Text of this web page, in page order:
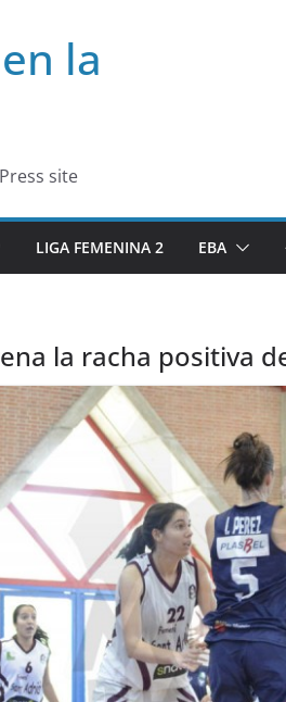
la
site
LIGA FEMENINA 2 EBA
la racha positiva